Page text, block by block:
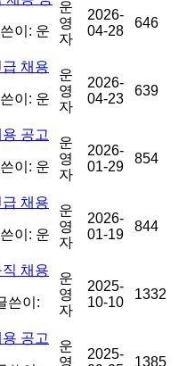
이: 운
운
영
자
2026-
04-28
646
채용
이: 운
운
영
자
2026-
04-23
639
공고
이: 운
운
영
자
2026-
01-29
854
채용
이: 운
운
영
자
2026-
01-19
844
채용
쓴이:
운
영
자
2025-
10-10
1332
공고
운
영
2025-
1385